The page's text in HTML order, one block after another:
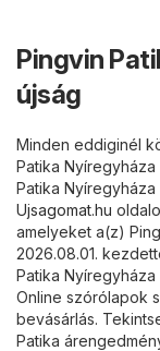
Pingvin
újság
Minden eddiginél
Patika
Patika Nyíregyháza
Ujsagomat.hu
amelyeket a(z)
2026.08.01.
Patika
Online szórólapok
bevásárlás.
Patika